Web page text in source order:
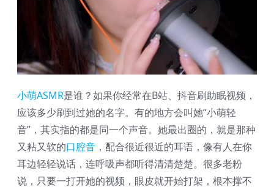
小萌ASMR是谁？如果你经常在B站、抖音刷助眠视频，
应该多少刷到过她的名字。有的地方会叫她“小萌轻
音”，其实指的都是同一个声音。她最出圈的，就是那种
又粘又软的口腔音 ，配合很近很近的耳语，像有人在你
耳边轻轻说话，连呼吸声都听得清清楚楚。很多老粉
说，只要一打开她的视频，眼皮就开始打架，根本撑不